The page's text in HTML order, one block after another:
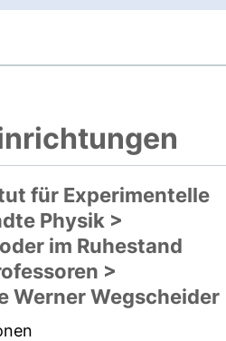
für Experimentelle
Physik >
im Ruhestand
>
Werner Wegscheider